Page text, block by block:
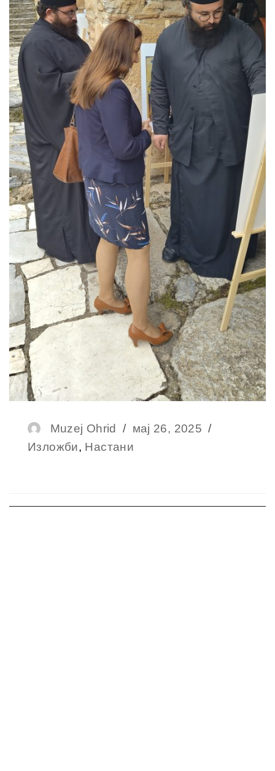
Author
Muzej Ohrid
Posted
on
мај 26, 2025
Изложби, Настани